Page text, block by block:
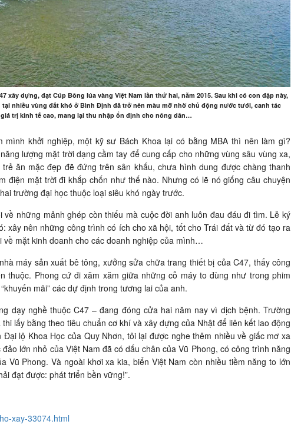
xây dựng, đạt Cúp Bông lúa vàng Việt Nam lần thứ hai, năm 2015. Sau khi có con đập này,
nhiều vùng đất khó ở Bình Định đã trở nên màu mỡ nhờ chủ động nước tưới, canh tác
trị kinh tế cao, mang lại thu nhập ổn định cho nông dân…
mình khởi nghiệp, một kỹ sư Bách Khoa lại có bằng MBA thì nên làm gì?
lượng mặt trời dạng cầm tay để cung cấp cho những vùng sâu vùng xa,
ăn mặc đẹp đẽ đứng trên sân khấu, chưa hình dung được chàng thanh
điện mặt trời đi khắp chốn như thế nào. Nhưng có lẽ nó giống câu chuyện
trường đại học thuộc loại siêu khó ngày trước.
những mảnh ghép còn thiếu mà cuộc đời anh luôn đau đáu đi tìm. Lễ ký
xây nên những công trình có ích cho xã hội, tốt cho Trái đất và từ đó tạo ra
mặt kinh doanh cho các doanh nghiệp của mình…
máy sản xuất bê tông, xưởng sửa chữa trang thiết bị của C47, thấy công
thuộc. Phong cứ đi xăm xăm giữa những cỗ máy to đùng như trong phim
mãi” các dự định trong tương lai của anh.
dạy nghề thuộc C47 – đang đóng cửa hai năm nay vì dịch bệnh. Trường
lấy bằng theo tiêu chuẩn cơ khí và xây dựng của Nhật để liên kết lao động
lộ Khoa Học của Quy Nhơn, tôi lại được nghe thêm nhiều về giấc mơ xa
lớn nhỏ của Việt Nam đã có dấu chân của Vũ Phong, có công trình năng
Vũ Phong. Và ngoài khơi xa kia, biển Việt Nam còn nhiều tiềm năng to lớn
đạt được: phát triển bền vững!”.
xay-33074.html